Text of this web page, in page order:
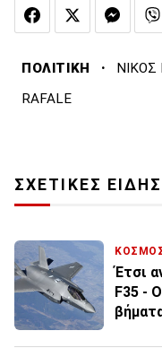
ΠΟΛΙΤΙΚΗ ·
RAFALE
ΣΧΕΤΙΚΕΣ
Έτσι
F35 -